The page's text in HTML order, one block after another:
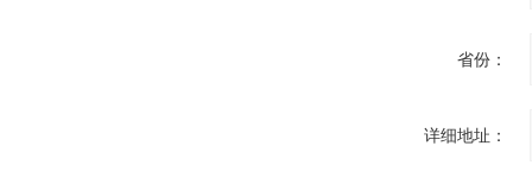
省份：
详细地址：